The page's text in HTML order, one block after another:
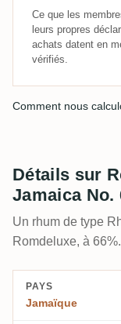
Ce que les
leurs propres
achats datent en
vérifiés.
Comment nous
Détails sur
Jamaica No.
Un rhum de type
Romdeluxe, à 66%.
PAYS
Jamaïque